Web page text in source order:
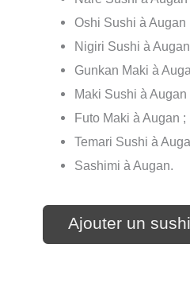
Oshi Sushi à Augan
Nigiri Sushi à
Gunkan Maki à
Maki Sushi à Augan
Futo Maki à Augan ;
Temari Sushi à
Sashimi à Augan.
Ajouter un